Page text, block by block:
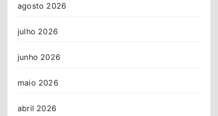
agosto 2026
julho 2026
junho 2026
maio 2026
abril 2026